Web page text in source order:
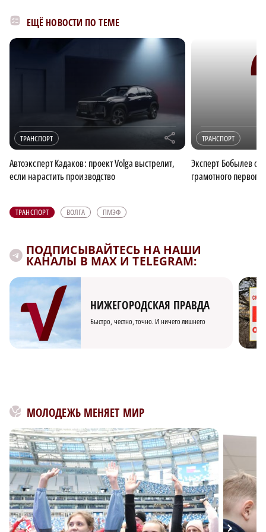
ЕЩЁ НОВОСТИ ПО ТЕМЕ
ТРАНСПОРТ r
Автоэксперт Кадаков: проект Volga выстрелит,
если нарастить производство
ТРАНСПОРТ
Эксперт Бобылев
грамотного первого
ТРАНСПОРТ ВОЛГА ПМЭФ
ПОДПИСЫВАЙТЕСЬ НА НАШИ
КАНАЛЫ В MAX И TELEGRAM:
НИЖЕГОРОДСКАЯ ПРАВДА
Быстро, честно, точно. И ничего лишнего
МОЛОДЕЖЬ МЕНЯЕТ МИР